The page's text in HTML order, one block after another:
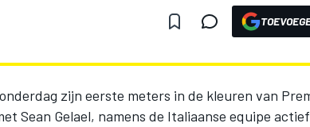
zijn eerste meters in de kleuren van
Sean Gelael, namens de Italiaanse equipe